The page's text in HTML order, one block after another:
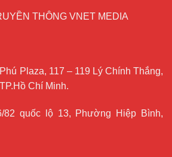
THÔNG VNET MEDIA
Plaza, 117 – 119 Lý Chính Thắng,
Chí Minh.
82 quốc lộ 13, Phường Hiệp Bình,